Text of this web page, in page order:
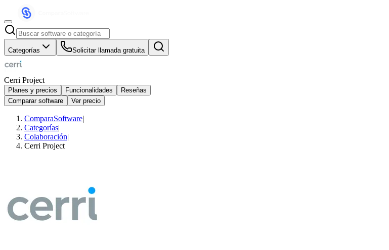
Categorías Solicitar llamada gratuita
Cerri Project
Planes y precios Funcionalidades
Reseñas
Comparar software
Ver precio
ComparaSoftware|
Categorías|
Colaboración|
Cerri Project